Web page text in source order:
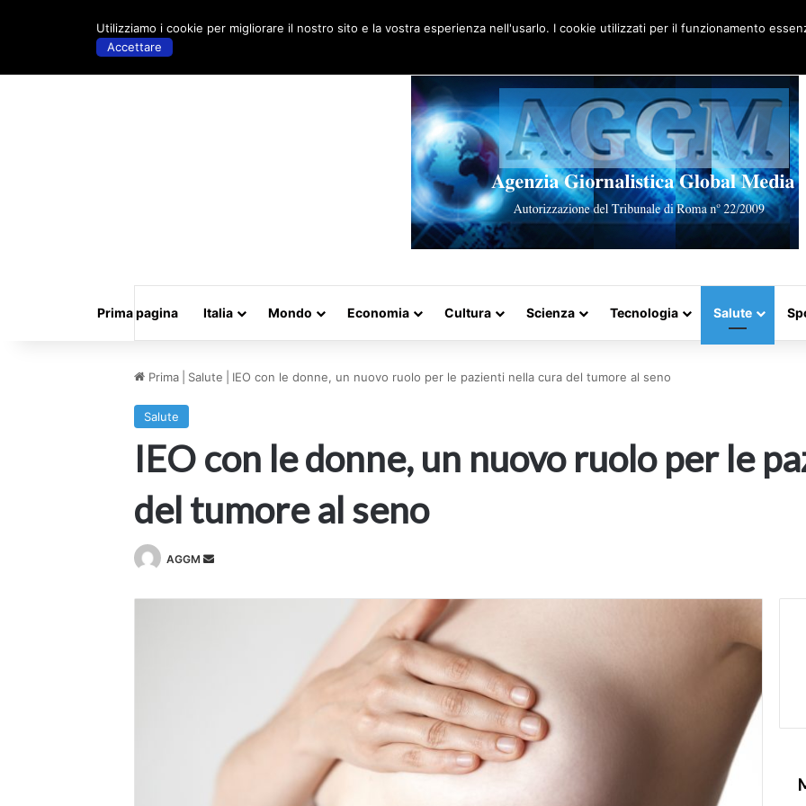
Artigo aleatório
Prima pagina Italia Mondo Economia Cultura Scienza Tecnologia Salute
Prima Salute IEO con le donne, un nuovo ruolo per le pazienti nella cura del tumore al seno
Salute
IEO con le donne, un nuovo ruolo per le
del tumore al seno
AGGM
Invia
Utilizziamo i cookie per migliorare il nostro sito e la vostra esperienza nell'usarlo. I cookie utilizzati per il funzionamento
Accettare